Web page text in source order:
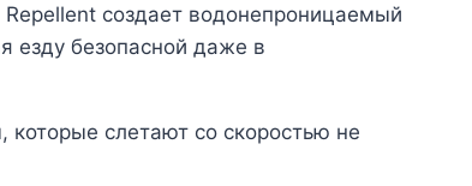
создает водонепроницаемый
езду безопасной даже в
слетают со скоростью не